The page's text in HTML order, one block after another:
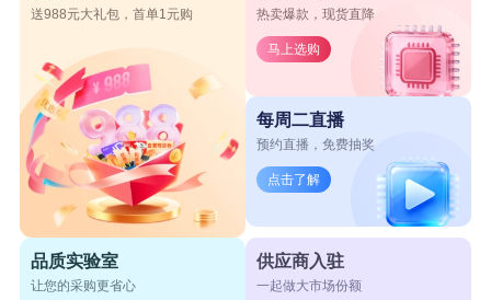
送988元大礼包，首单1元购 热卖爆款，现货直降
马上选购
每周二直播
预约直播，免费抽奖
点击了解
品质实验室
让您的采购更省心
供应商入驻
一起做大市场份额